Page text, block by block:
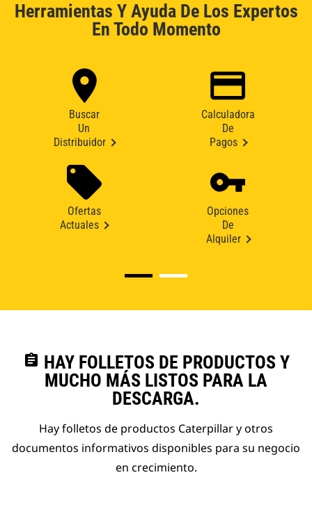
Herramientas Y Ayuda De Los Expertos
En Todo Momento
Buscar
Un
Distribuidor
Calculadora
De
Pagos
Ofertas
Actuales
Opciones
De
Alquiler
assignment HAY FOLLETOS DE PRODUCTOS Y
MUCHO MÁS LISTOS PARA LA
DESCARGA.
Hay folletos de productos Caterpillar y otros
documentos informativos disponibles para su negocio
en crecimiento.